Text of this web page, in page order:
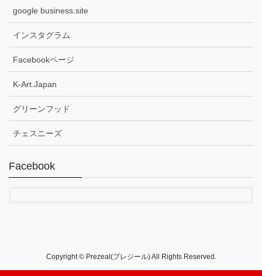
google business.site
インスタグラム
Facebookページ
K-Art.Japan
グリーンフッド
チェスニーズ
Facebook
Copyright © Prezeal(プレジール) All Rights Reserved.